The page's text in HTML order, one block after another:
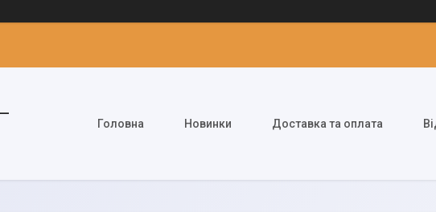
Головна Новинки Доставка та оплата